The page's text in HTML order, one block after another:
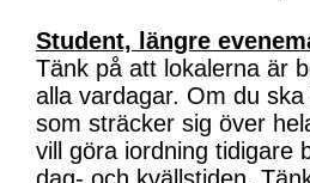
Student, längre
Tänk på att lokalerna är
alla vardagar. Om du
som sträcker sig över
vill göra iordning tidigare